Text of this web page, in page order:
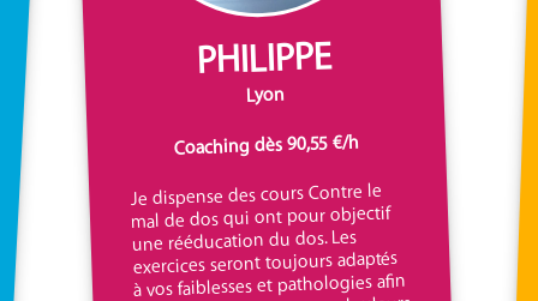
PHILIPPE
Lyon
Coaching dès 90,55 €/h
Je dispense des cours Contre le
mal de dos qui ont pour objectif
une rééducation du dos. Les
exercices seront toujours adaptés
à vos faiblesses et pathologies afin